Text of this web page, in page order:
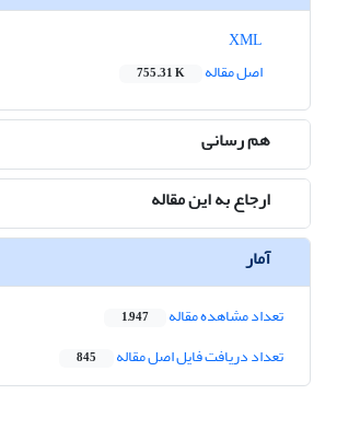
اصل مقاله
755.31 K
هم رسانی
ارجاع به این مقاله
آمار
تعداد مشاهده مقاله 1,947
تعداد دریافت فایل اصل مقاله 845